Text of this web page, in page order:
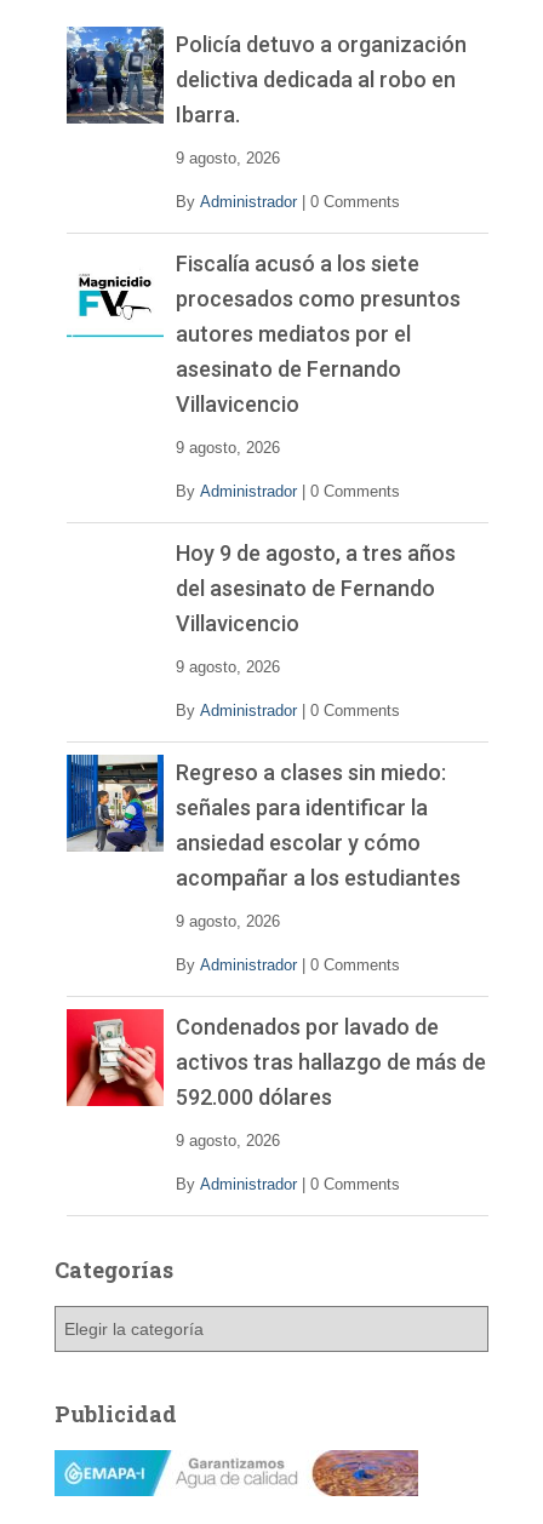
Policía detuvo a organización
delictiva dedicada al robo en
Ibarra.
9 agosto, 2026
By Administrador 0 Comments
Fiscalía acusó a los siete
procesados como presuntos
autores mediatos por el
asesinato de Fernando
Villavicencio
9 agosto, 2026
By Administrador 0 Comments
Hoy 9 de agosto, a tres años
del asesinato de Fernando
Villavicencio
9 agosto, 2026
By Administrador 0 Comments
Regreso a clases sin miedo:
señales para identificar la
ansiedad escolar y cómo
acompañar a los estudiantes
9 agosto, 2026
By Administrador 0 Comments
Condenados por lavado de
activos tras hallazgo de más de
592.000 dólares
9 agosto, 2026
By Administrador 0 Comments
Categorías
g
o
Publicidad